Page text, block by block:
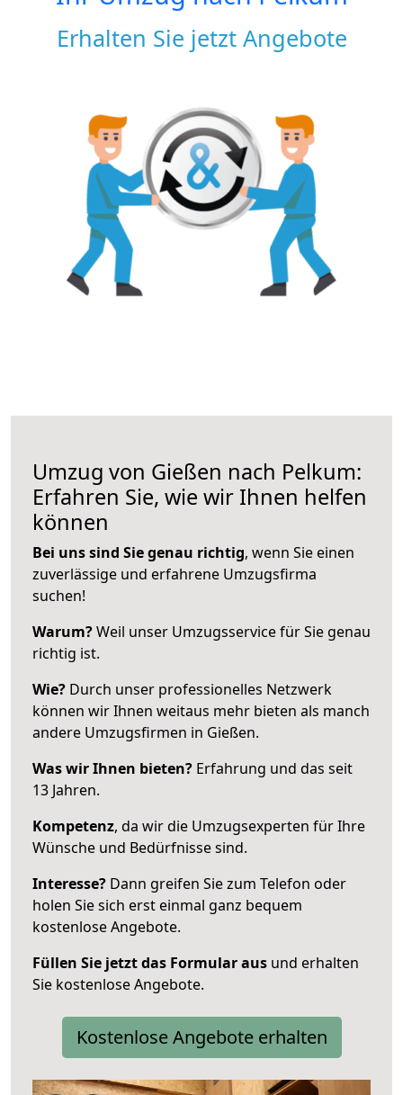
Erhalten Sie jetzt Angebote
Umzug von Gießen nach Pelkum:
Erfahren Sie, wie wir Ihnen helfen
können
Bei uns sind Sie genau richtig, wenn Sie einen
zuverlässige und erfahrene Umzugsfirma
suchen!
Warum?Weil unser Umzugsservice für Sie genau
richtig ist.
Wie? Durch unser professionelles Netzwerk
können wir Ihnen weitaus mehr bieten als manch
andere Umzugsfirmen in Gießen.
Was wir Ihnen bieten? Erfahrung und das seit
13 Jahren.
Kompetenz, da wir die Umzugsexperten für Ihre
Wünsche und Bedürfnisse sind.
Interesse? Dann greifen Sie zum Telefon oder
holen Sie sich erst einmal ganz bequem
kostenlose Angebote.
Füllen Sie jetzt das Formular aus und erhalten
Sie kostenlose Angebote.
Kostenlose Angebote erhalten